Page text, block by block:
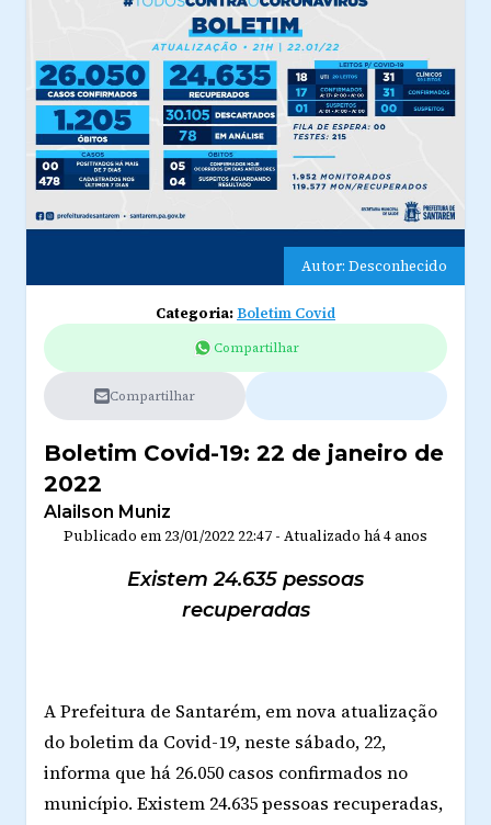
Autor: Desconhecido
Categoria:Boletim Covid
Compartilhar
Compartilhar
Boletim Covid-19: 22 de janeiro de
2022
Alailson Muniz
Publicado em 23/01/2022 22:47 - Atualizado há 4 anos
Existem 24.635 pessoas
recuperadas
A Prefeitura de Santarém, em nova atualização
do boletim da Covid-19, neste sábado, 22,
informa que há 26.050 casos confirmados no
município. Existem 24.635 pessoas recuperadas,